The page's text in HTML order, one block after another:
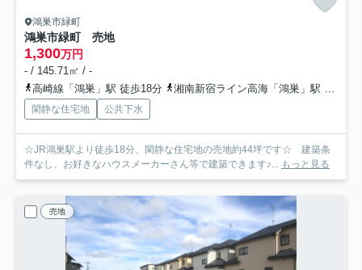
鴻巣市緑町
鴻巣市緑町 売地
1,300万円
- / 145.71㎡ / -
高崎線「鴻巣」駅 徒歩18分
湘南新宿ライン高海「鴻巣」駅 徒歩18分
閑静な住宅地 公共下水
☆JR鴻巣駅より徒歩18分、閑静な住宅地の売地約44坪です☆ 建築条
件なし、お好きなハウスメーカーさん等で建築できます♪...
もっと見る
売地